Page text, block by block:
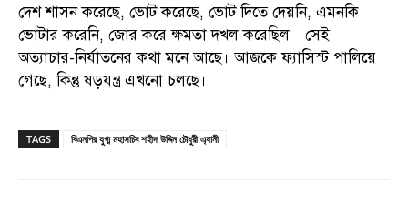
দেশ শাসন করেছে, ভোট করেছে, ভোট দিতে দেয়নি, এমনকি
ভোটার করেনি, জোর করে ক্ষমতা দখল করেছিল—সেই
অত্যাচার-নির্যাতনের কথা মনে আছে। আজকে ফ্যাসিস্ট পালিয়ে
গেছে, কিন্তু ষড়যন্ত্র এখনো চলছে।
TAGS বিএনপির যুগ্ম মহাসচিব শহীদ উদ্দিন চৌধুরী এ্যানী